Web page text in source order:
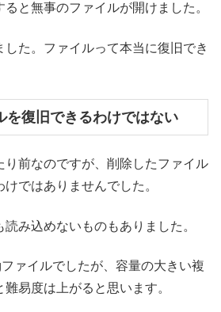
と無事のファイルが開けました。
した。ファイルって本当に復旧でき
を復旧できるわけではない
り前なのですが、削除したファイル
ではありませんでした。
み込めないものもありました。
ァイルでしたが、容量の大きい複
易度は上がると思います。